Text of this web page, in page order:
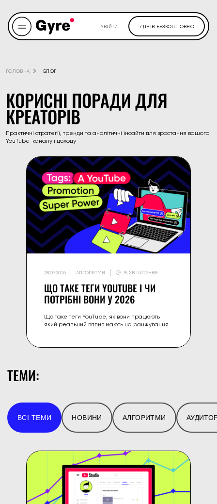
УВІЙТИ 7 ДНІВ БЕЗКОШТОВНО
ГОЛОВНА БЛОГ
КОРИСНІ ПОРАДИ ДЛЯ
КРЕАТОРІВ
Практичні стратегії, тренди та аналітичні інсайти для зростання вашого
YouTube-каналу і доходу
28.07.2026 АЛГОРИТМИ 15 ХВ ЧИТАННЯ
ЩО ТАКЕ ТЕГИ YOUTUBE І ЧИ
ПОТРІБНІ ВОНИ У 2026
Що таке теги YouTube, як вони працюють і
який реальний вплив мають на ранжування у
ТЕМИ:
ВСІ ТЕМИ НОВИНИ АЛГОРИТМИ